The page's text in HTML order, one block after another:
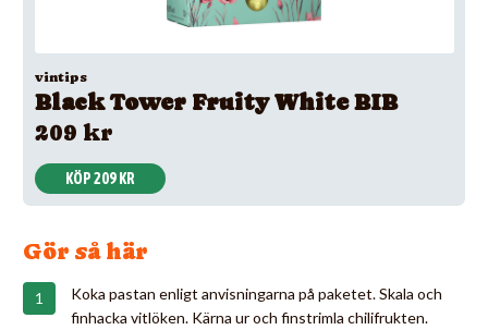
vintips
Black Tower Fruity White BIB
209 kr
KÖP 209 KR
Gör så här
Koka pastan enligt anvisningarna på paketet. Skala och
finhacka vitlöken. Kärna ur och finstrimla chilifrukten.